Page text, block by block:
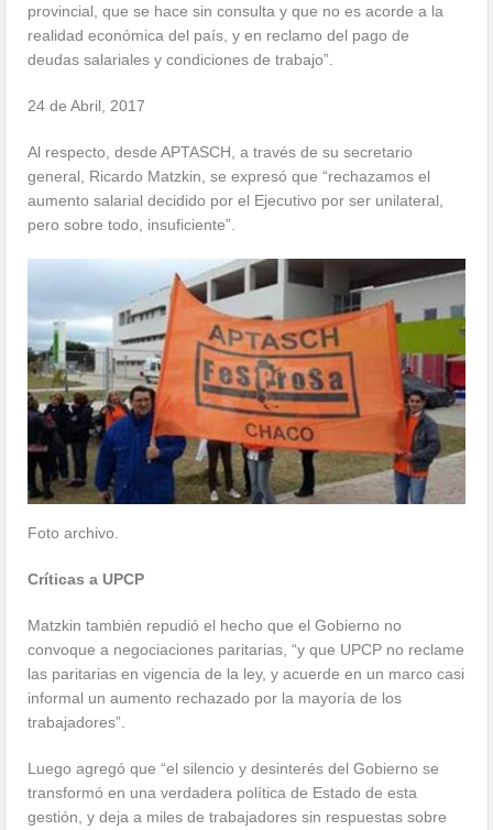
provincial, que se hace sin consulta y que no es acorde a la
realidad económica del país, y en reclamo del pago de
deudas salariales y condiciones de trabajo”.
24 de Abril, 2017
Al respecto, desde APTASCH, a través de su secretario
general, Ricardo Matzkin, se expresó que “rechazamos el
aumento salarial decidido por el Ejecutivo por ser unilateral,
pero sobre todo, insuficiente”.
Foto archivo.
Críticas a UPCP
Matzkin también repudió el hecho que el Gobierno no
convoque a negociaciones paritarias, “y que UPCP no reclame
las paritarias en vigencia de la ley, y acuerde en un marco casi
informal un aumento rechazado por la mayoría de los
trabajadores”.
Luego agregó que “el silencio y desinterés del Gobierno se
transformó en una verdadera política de Estado de esta
gestión, y deja a miles de trabajadores sin respuestas sobre